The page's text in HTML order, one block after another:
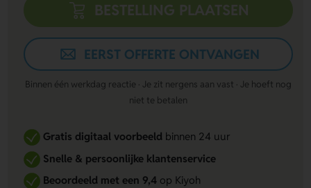
BESTELLING PLAATSEN
EERST OFFERTE ONTVANGEN
Binnen één werkdag reactie · Je zit nergens aan vast · Je hoeft nog
niet te betalen
Gratis digitaal voorbeeldbinnen 24 uur
Snelle & persoonlijke klantenservice
Beoordeeld met een 9,4op Kiyoh